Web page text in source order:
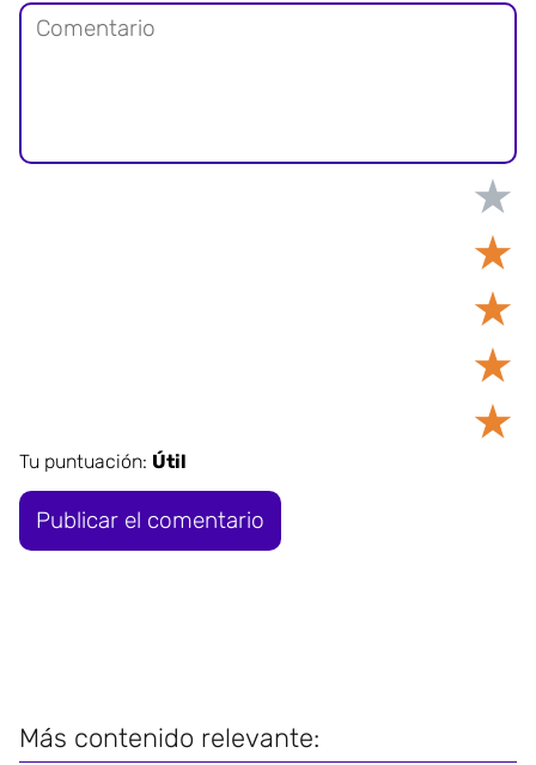
★
★
★
★
★
Tu puntuación: Útil
Más contenido relevante: